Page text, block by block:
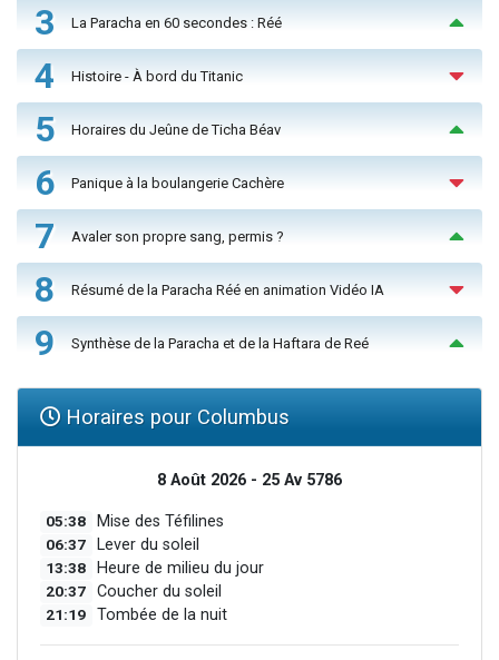
3 La Paracha en 60 secondes : Réé
4 Histoire - À bord du Titanic
5 Horaires du Jeûne de Ticha Béav
6 Panique à la boulangerie Cachère
7 Avaler son propre sang, permis ?
8 Résumé de la Paracha Réé en animation Vidéo IA
9 Synthèse de la Paracha et de la Haftara de Reé
Horaires pour Columbus
8 Août 2026 - 25 Av 5786
05:38 Mise des Téfilines
06:37 Lever du soleil
13:38 Heure de milieu du jour
20:37 Coucher du soleil
21:19 Tombée de la nuit